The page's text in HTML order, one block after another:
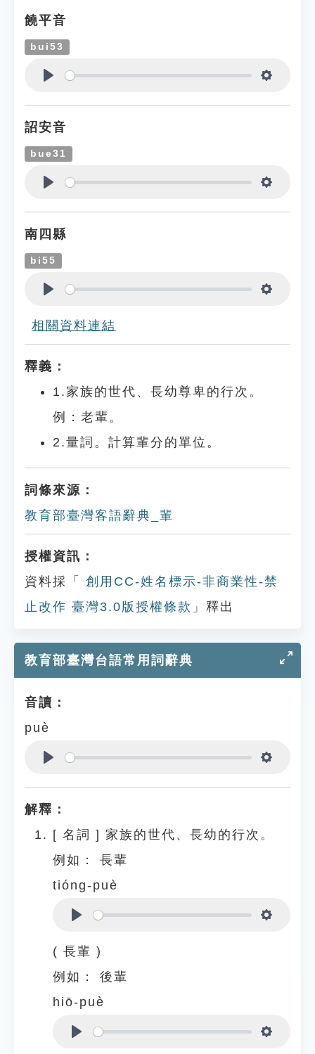
饒平音
bui53
詔安音
bue31
南四縣
bi55
相關資料連結
釋義：
1.家族的世代、長幼尊卑的行次。
例：老輩。
2.量詞。計算輩分的單位。
詞條來源：
教育部臺灣客語辭典_輩
授權資訊：
資料採「
創用CC-姓名標示-非商業性-禁
止改作 臺灣3.0版授權條款 」釋出
教育部臺灣台語常用詞辭典
音讀：
puè
解釋：
[ 名詞 ] 家族的世代、長幼的行次。
例如：
長輩
tióng-puè
( 長輩 )
例如：
後輩
hiō-puè